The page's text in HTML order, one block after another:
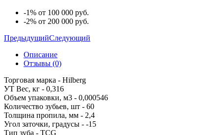
-1% от 100 000 руб.
-2% от 200 000 руб.
ПредыдущийСледующий
Описание
Отзывы (0)
Торговая марка - Hilberg
УТ Вес, кг - 0,316
Объем упаковки, м3 - 0,000546
Количество зубьев, шт - 60
Толщина пропила, мм - 2,4
Угол заточки, градусы - -15
Тип зуба - TCG